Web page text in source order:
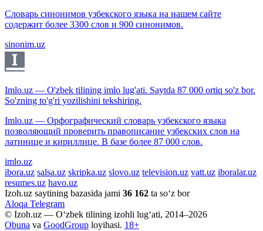
Словарь синонимов узбекского языка на нашем сайте
содержит более 3300 слов и 900 синонимов.
sinonim.uz
Imlo.uz — O'zbek tilining imlo lug'ati. Saytda 87 000 ortiq so'z bor.
So'zning to'g'ri yozilishini tekshiring.
Imlo.uz — Орфографический словарь узбекского языка
позволяющий проверить правописание узбекских слов на
латинице и кириллице. В базе более 87 000 слов.
imlo.uz
ibora.uz salsa.uz skripka.uz slovo.uz television.uz vatt.uz iboralar.uz
resumes.uz havo.uz
Izoh.uz saytining bazasida jami 36 162 ta so‘z bor
Aloqa Telegram
© Izoh.uz — O‘zbek tilining izohli lug‘ati, 2014–2026
Obuna va GoodGroup loyihasi. 18+